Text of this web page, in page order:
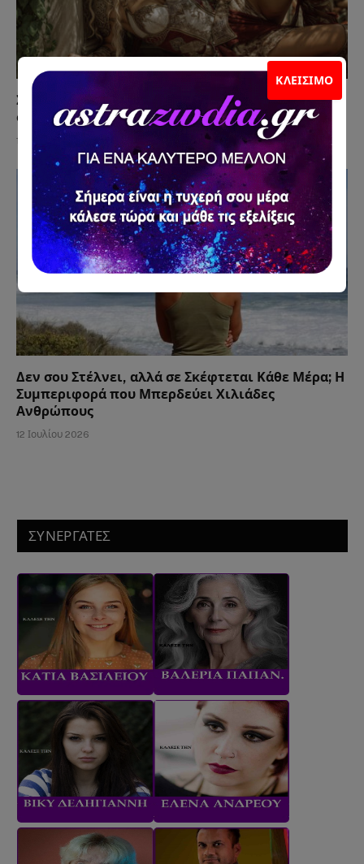
ΚΛΕΊΣΙΜΟ
Σκέφτεται Γάμο Μαζί σου ή Απλώς Δεν Θέλει να
σε Χάσει;
15 Ιουλίου 2026
Δεν σου Στέλνει, αλλά σε Σκέφτεται Κάθε Μέρα; Η
Συμπεριφορά που Μπερδεύει Χιλιάδες
Ανθρώπους
12 Ιουλίου 2026
ΣΥΝΕΡΓΑΤΕΣ